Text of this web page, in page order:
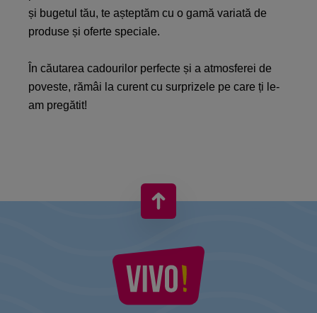
și bugetul tău, te așteptăm cu o gamă variată de
produse și oferte speciale.​
​În căutarea cadourilor perfecte și a atmosferei de
poveste, rămâi la curent cu surprizele pe care ți le-
am pregătit!​